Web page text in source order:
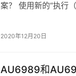
案？ 使用新的“执行
2020年12月20日
AU6989和